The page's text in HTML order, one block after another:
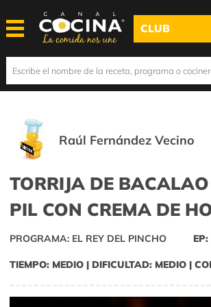
CLUB
Raúl Fernández Vecino
TORRIJA DE
PIL CON CREMA DE
PROGRAMA: EL REY DEL PINCHO
TIEMPO: MEDIO | DIFICULTAD: MEDIO |